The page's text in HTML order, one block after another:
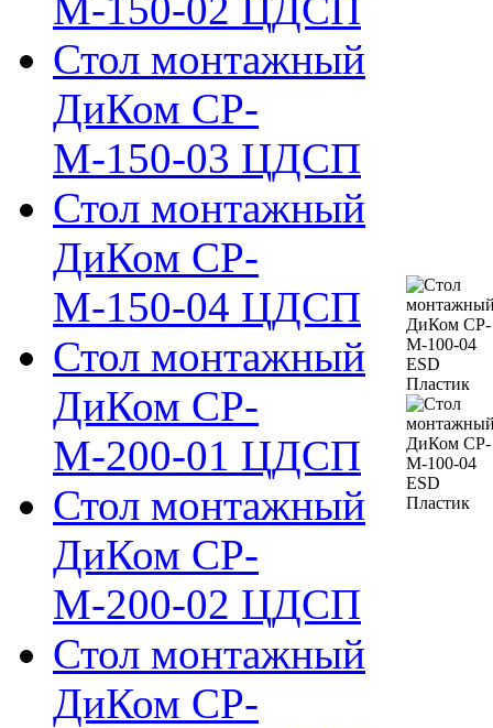
Стол монтажный
ДиКом СР-
М-150-03 ЦДСП
Стол монтажный
ДиКом СР-
М-150-04 ЦДСП
Стол монтажный
ДиКом СР-
М-200-01 ЦДСП
Стол монтажный
ДиКом СР-
М-200-02 ЦДСП
Стол монтажный
ДиКом СР-